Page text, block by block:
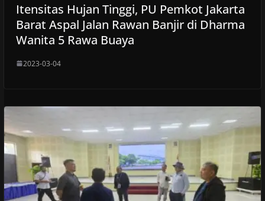
Itensitas Hujan Tinggi, PU Pemkot Jakarta
Barat Aspal Jalan Rawan Banjir di Dharma
Wanita 5 Rawa Buaya
2023-03-04